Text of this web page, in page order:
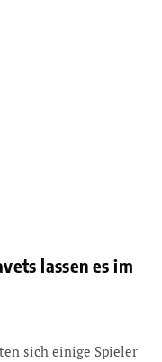
lassen es im
sich einige Spieler